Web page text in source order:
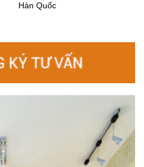
Hàn Quốc